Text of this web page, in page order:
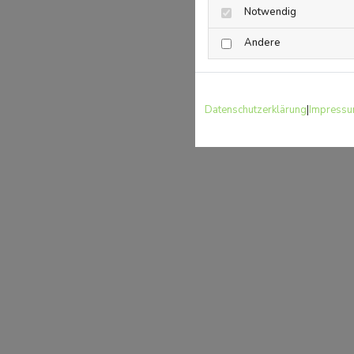
Notwendig
Andere
Datenschutzerklärung|